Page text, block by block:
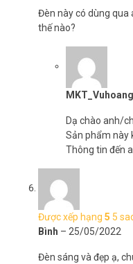
Đèn này có dùng
thế nào?
Dạ chào anh/
Sản phẩm này
Thông tin đến
Được xếp hạng 5 5
Bình – 25/05/2022
Đèn sáng và đẹp ạ,